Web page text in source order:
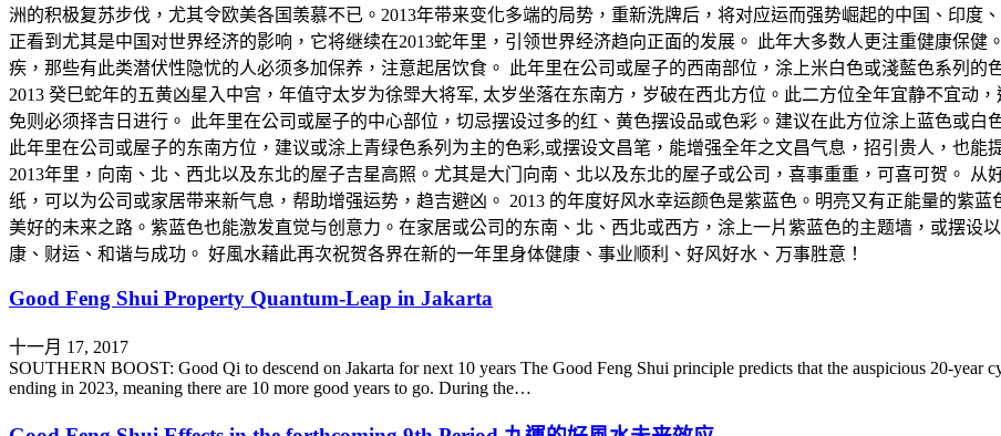
洲的积极复苏步伐，尤其令欧美各国羡慕不已。2013年带来变化多端的局势，重新洗牌后，将对应运而强势崛起的中国、印度
正看到尤其是中国对世界经济的影响，它将继续在2013蛇年里，引领世界经济趋向正面的发展。 此年大多数人更注重健康保
疾，那些有此类潜伏性隐忧的人必须多加保养，注意起居饮食。 此年里在公司或屋子的西南部位，涂上米白色或淺藍色系列的
2013 癸巳蛇年的五黄凶星入中宫，年值守太岁为徐斝大将军, 太岁坐落在东南方，岁破在西北方位。此二方位全年宜静不宜动
免则必须择吉日进行。 此年里在公司或屋子的中心部位，切忌摆设过多的红、黄色摆设品或色彩。建议在此方位涂上蓝色或白
此年里在公司或屋子的东南方位，建议或涂上青绿色系列为主的色彩,或摆设文昌笔，能增强全年之文昌气息，招引贵人，也能
2013年里，向南、北、西北以及东北的屋子吉星高照。尤其是大门向南、北以及东北的屋子或公司，喜事重重，可喜可贺。
纸，可以为公司或家居带来新气息，帮助增强运势，趋吉避凶。 2013 的年度好风水幸运颜色是紫蓝色。明亮又有正能量的紫
美好的未来之路。紫蓝色也能激发直觉与创意力。在家居或公司的东南、北、西北或西方，涂上一片紫蓝色的主题墙，或摆设
康、财运、和谐与成功。 好風水藉此再次祝贺各界在新的一年里身体健康、事业顺利、好风好水、万事胜意！
Good Feng Shui Property Quantum-Leap in Jakarta
十一月 17, 2017
SOUTHERN BOOST: Good Qi to descend on Jakarta for next 10 years The Good Feng Shui principle predicts that the auspicious 20-year
ending in 2023, meaning there are 10 more good years to go. During the…